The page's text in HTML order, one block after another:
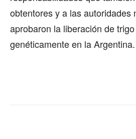
obtentores y a las autoridades
aprobaron la liberación de
genéticamente en la Argentina.